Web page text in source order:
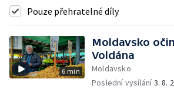
Pouze přehratelné díly
6 min
Moldavsko
Voldána
Moldavsko
Poslední vysílání3. 8.